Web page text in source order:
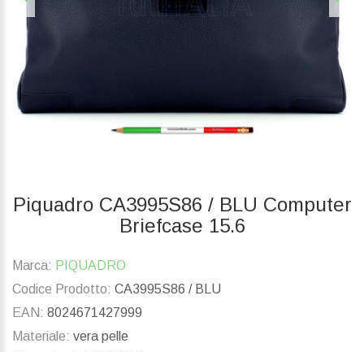
Piquadro CA3995S86 / BLU Computer
Briefcase 15.6
Marca: PIQUADRO
Codice Prodotto: CA3995S86 / BLU
EAN: 8024671427999
Materiale: vera pelle